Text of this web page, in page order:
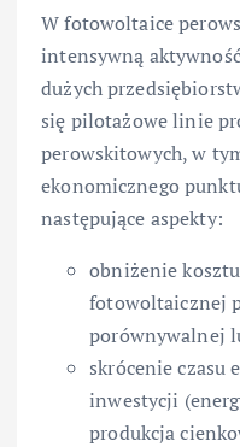
W fotowoltaice
intensywną
dużych
się pilotażowe linie
perowskitowych, w
ekonomicznego
następujące aspekty:
obniżenie
fotowoltaicznej
porównywalnej
skrócenie czasu
inwestycji
produkcja